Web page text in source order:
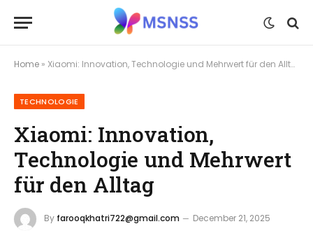
Home » Xiaomi: Innovation, Technologie und Mehrwert für den Alltag
TECHNOLOGIE
Xiaomi: Innovation,
Technologie und Mehrwert
für den Alltag
By farooqkhatri722@gmail.com
December 21, 2025